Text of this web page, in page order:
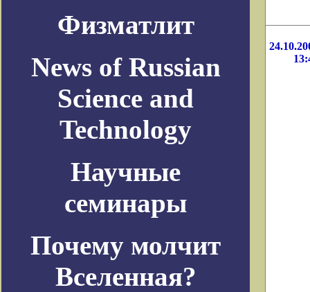
Физматлит
News of Russian
Science and
Technology
Научные
семинары
Почему молчит
Вселенная?